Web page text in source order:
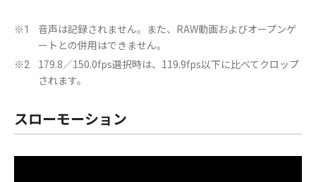
※1
音声は記録されません。また、RAW動画およびオープンゲ
ートとの併用はできません。
※2
179.8／150.0fps選択時は、119.9fps以下に比べてクロップ
されます。
スローモーション